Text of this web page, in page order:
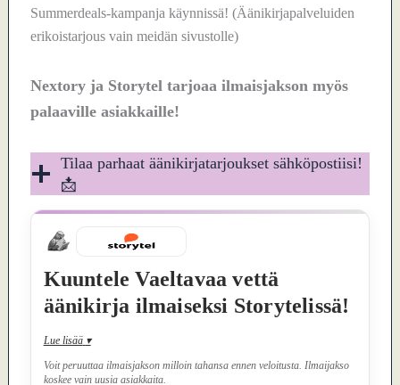
Summerdeals-kampanja käynnissä! (Äänikirjapalveluiden
erikoistarjous vain meidän sivustolle)
Nextory ja Storytel tarjoaa ilmaisjakson myös
palaaville asiakkaille!
Tilaa parhaat äänikirjatarjoukset sähköpostiisi!
📩
Kuuntele Vaeltavaa vettä
äänikirja ilmaiseksi Storytelissä!
Lue lisää ▾
Voit peruuttaa ilmaisjakson milloin tahansa ennen veloitusta. Ilmaijakso
koskee vain uusia asiakkaita.